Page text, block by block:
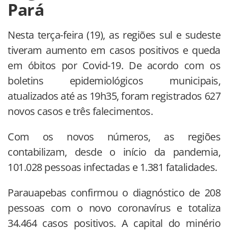
Pará
Nesta terça-feira (19), as regiões sul e sudeste
tiveram aumento em casos positivos e queda
em óbitos por Covid-19. De acordo com os
boletins epidemiológicos municipais,
atualizados até as 19h35, foram registrados 627
novos casos e três falecimentos.
Com os novos números, as regiões
contabilizam, desde o início da pandemia,
101.028 pessoas infectadas e 1.381 fatalidades.
Parauapebas confirmou o diagnóstico de 208
pessoas com o novo coronavírus e totaliza
34.464 casos positivos. A capital do minério